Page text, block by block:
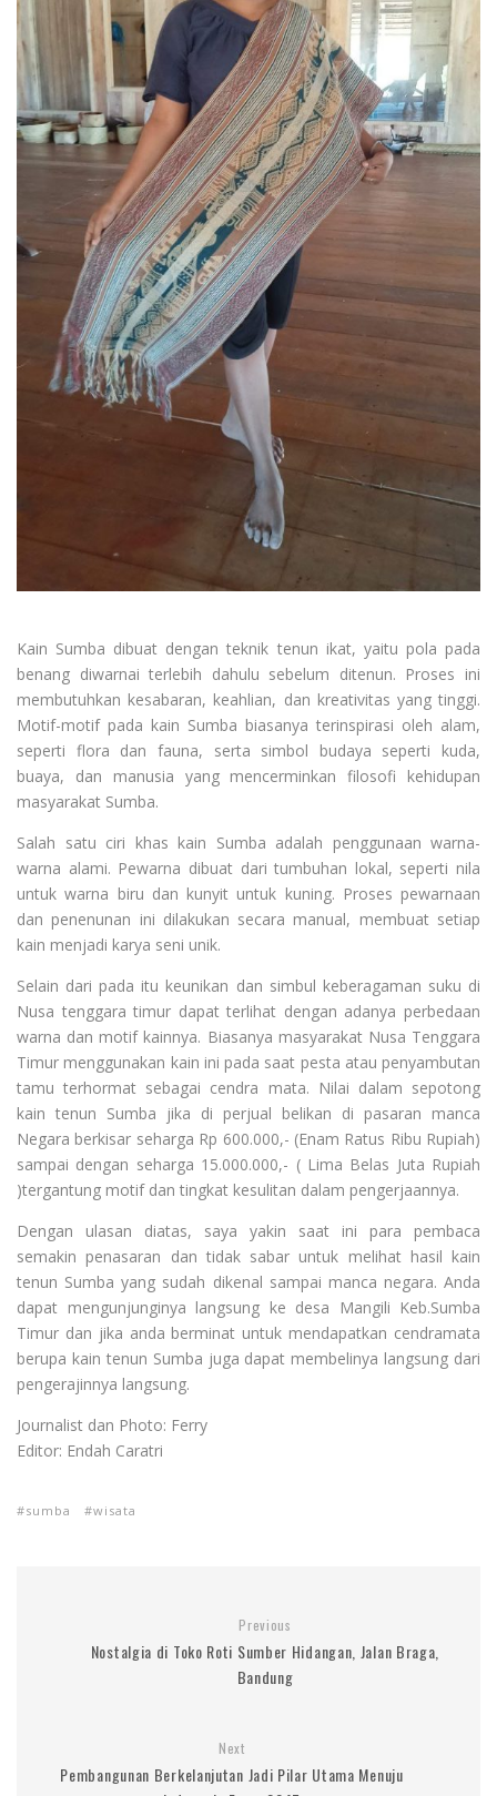
Kain Sumba dibuat dengan teknik tenun ikat, yaitu pola pada
benang diwarnai terlebih dahulu sebelum ditenun. Proses ini
membutuhkan kesabaran, keahlian, dan kreativitas yang tinggi.
Motif-motif pada kain Sumba biasanya terinspirasi oleh alam,
seperti flora dan fauna, serta simbol budaya seperti kuda,
buaya, dan manusia yang mencerminkan filosofi kehidupan
masyarakat Sumba.
Salah satu ciri khas kain Sumba adalah penggunaan warna-
warna alami. Pewarna dibuat dari tumbuhan lokal, seperti nila
untuk warna biru dan kunyit untuk kuning. Proses pewarnaan
dan penenunan ini dilakukan secara manual, membuat setiap
kain menjadi karya seni unik.
Selain dari pada itu keunikan dan simbul keberagaman suku di
Nusa tenggara timur dapat terlihat dengan adanya perbedaan
warna dan motif kainnya. Biasanya masyarakat Nusa Tenggara
Timur menggunakan kain ini pada saat pesta atau penyambutan
tamu terhormat sebagai cendra mata. Nilai dalam sepotong
kain tenun Sumba jika di perjual belikan di pasaran manca
Negara berkisar seharga Rp 600.000,- (Enam Ratus Ribu Rupiah)
sampai dengan seharga 15.000.000,- ( Lima Belas Juta Rupiah
)tergantung motif dan tingkat kesulitan dalam pengerjaannya.
Dengan ulasan diatas, saya yakin saat ini para pembaca
semakin penasaran dan tidak sabar untuk melihat hasil kain
tenun Sumba yang sudah dikenal sampai manca negara. Anda
dapat mengunjunginya langsung ke desa Mangili Keb.Sumba
Timur dan jika anda berminat untuk mendapatkan cendramata
berupa kain tenun Sumba juga dapat membelinya langsung dari
pengerajinnya langsung.
Journalist dan Photo: Ferry
Editor: Endah Caratri
sumba wisata
Previous
Nostalgia di Toko Roti Sumber Hidangan, Jalan Braga,
Bandung
Next
Pembangunan Berkelanjutan Jadi Pilar Utama Menuju